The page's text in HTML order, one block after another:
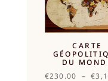
CARTE
DU
€230.00 – €